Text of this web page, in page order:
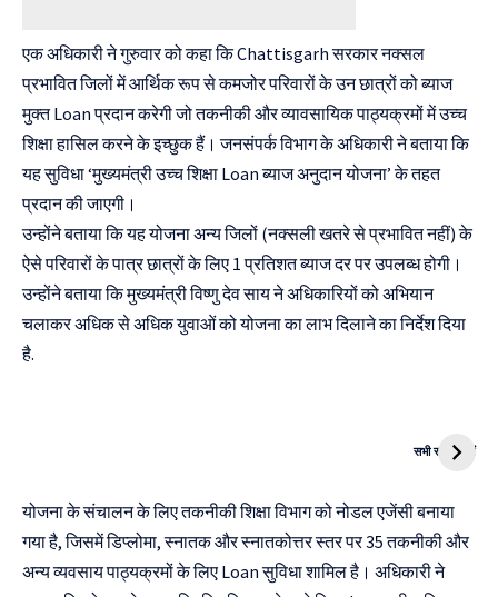
एक अधिकारी ने गुरुवार को कहा कि Chattisgarh सरकार नक्सल
प्रभावित जिलों में आर्थिक रूप से कमजोर परिवारों के उन छात्रों को ब्याज
मुक्त Loan प्रदान करेगी जो तकनीकी और व्यावसायिक पाठ्यक्रमों में उच्च
शिक्षा हासिल करने के इच्छुक हैं। जनसंपर्क विभाग के अधिकारी ने बताया कि
यह सुविधा ‘मुख्यमंत्री उच्च शिक्षा Loan ब्याज अनुदान योजना’ के तहत
प्रदान की जाएगी।
उन्होंने बताया कि यह योजना अन्य जिलों (नक्सली खतरे से प्रभावित नहीं) के
ऐसे परिवारों के पात्र छात्रों के लिए 1 प्रतिशत ब्याज दर पर उपलब्ध होगी।
उन्होंने बताया कि मुख्यमंत्री विष्णु देव साय ने अधिकारियों को अभियान
चलाकर अधिक से अधिक युवाओं को योजना का लाभ दिलाने का निर्देश दिया
है.
सभी स्टोरी देखें
Kanya Vivah
योजना के संचालन के लिए तकनीकी शिक्षा विभाग को नोडल एजेंसी बनाया
गया है, जिसमें डिप्लोमा, स्नातक और स्नातकोत्तर स्तर पर 35 तकनीकी और
अन्य व्यवसाय पाठ्यक्रमों के लिए Loan सुविधा शामिल है। अधिकारी ने